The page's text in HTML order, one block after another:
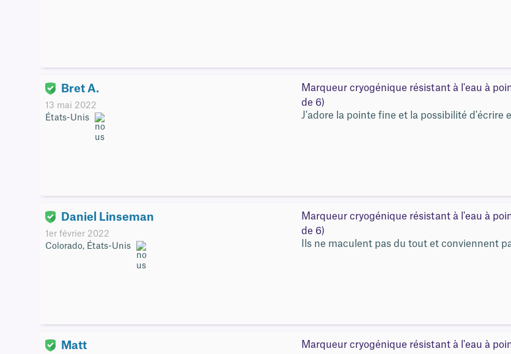
Bret A.
13 mai 2022
États-Unis
Marqueur cryogénique résistant à l'eau à
de 6)
J'adore la pointe fine et la possibilité
Daniel Linseman
1er février 2022
Colorado, États-Unis
Marqueur cryogénique résistant à l'eau à
de 6)
Ils ne maculent pas du tout et conviennent
Matt
Marqueur cryogénique résistant à l'eau à